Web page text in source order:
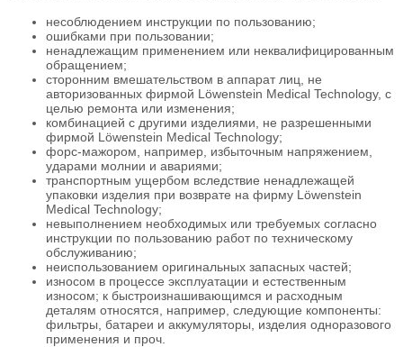
несоблюдением инструкции по пользованию;
ошибками при пользовании;
ненадлежащим применением или неквалифицированным
обращением;
сторонним вмешательством в аппарат лиц, не
авторизованных фирмой Löwenstein Medical Technology, с
целью ремонта или изменения;
комбинацией с другими изделиями, не разрешенными
фирмой Löwenstein Medical Technology;
форс-мажором, например, избыточным напряжением,
ударами молнии и авариями;
транспортным ущербом вследствие ненадлежащей
упаковки изделия при возврате на фирму Löwenstein
Medical Technology;
невыполнением необходимых или требуемых согласно
инструкции по пользованию работ по техническому
обслуживанию;
неиспользованием оригинальных запасных частей;
износом в процессе эксплуатации и естественным
износом; к быстроизнашивающимся и расходным
деталям относятся, например, следующие компоненты:
фильтры, батареи и аккумуляторы, изделия одноразового
применения и проч.